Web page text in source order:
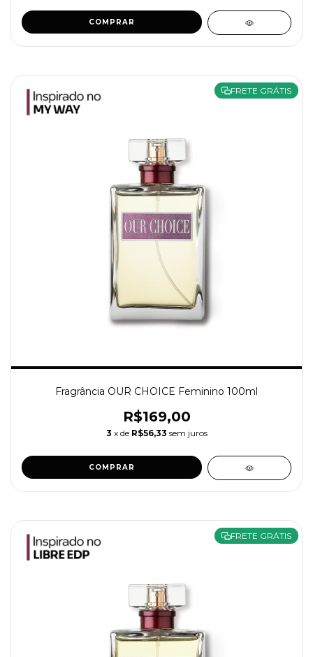
COMPRAR
FRETE GRÁTIS
Fragrância OUR CHOICE Feminino 100ml
R$169,00
3 x de R$56,33 sem juros
COMPRAR
FRETE GRÁTIS